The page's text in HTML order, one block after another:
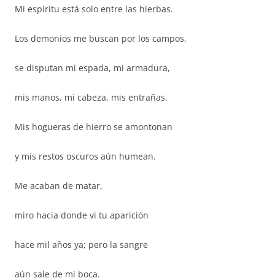
Mi espíritu está solo entre las hierbas.
Los demonios me buscan por los campos,
se disputan mi espada, mi armadura,
mis manos, mi cabeza, mis entrañas.
Mis hogueras de hierro se amontonan
y mis restos oscuros aún humean.
Me acaban de matar,
miro hacia donde vi tu aparición
hace mil años ya; pero la sangre
aún sale de mi boca.